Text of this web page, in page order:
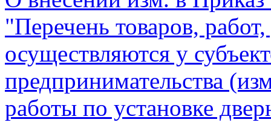
"Перечень товаров,
осуществляются у
предпринимательства
работы по установке